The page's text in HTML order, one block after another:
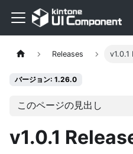
Releases v1.0.1
バージョン: 1.26.0
このページの見出し
v1.0.1